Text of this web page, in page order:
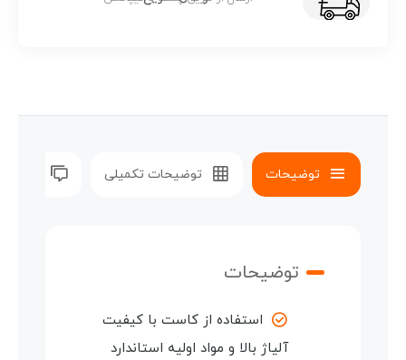
توضیحات توضیحات تکمیلی نظرات (0)
توضیحات
استفاده از کاست با کیفیت
آلیاژ بالا و مواد اولیه استاندارد